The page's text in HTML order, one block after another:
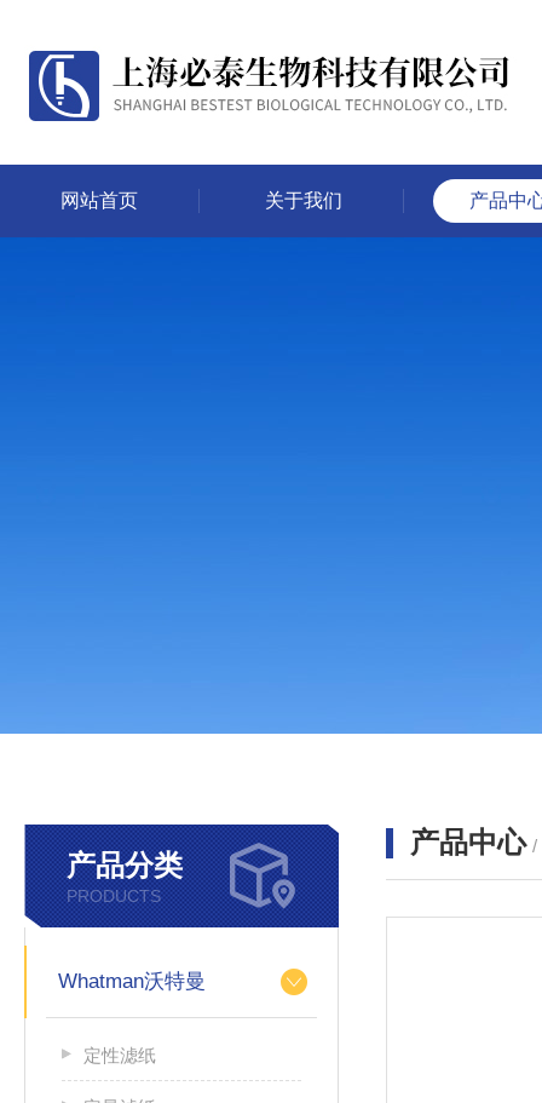
网站首页 关于我们 产品中
产品分类
PRODUCTS
Whatman沃特曼
定性滤纸
产品中心 /